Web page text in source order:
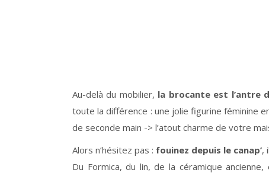
Au-delà du mobilier, la brocante est l’antre
toute la différence : une jolie figurine féminine
de seconde main -> l’atout charme de votre
Alors n’hésitez pas : fouinez depuis le canap’,
Du Formica, du lin, de la céramique